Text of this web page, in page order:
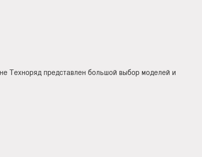
Техноряд представлен большой выбор моделей и